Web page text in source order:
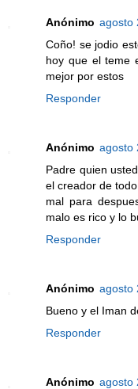
Anónimo agosto
Coño! se jodio
hoy que el teme
mejor por estos
Responder
Anónimo agosto
Padre quien
el creador de
mal para
malo es rico y lo
Responder
Anónimo agosto
Bueno y el Iman
Responder
Anónimo agosto